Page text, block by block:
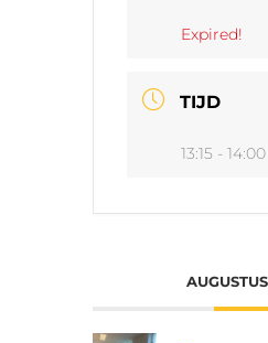
Expired!
TIJD
13:15 - 14:00